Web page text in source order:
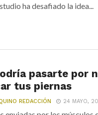
ha desafiado la idea...
pasarte por
tus piernas
REDACCIÓN 24 MAYO,